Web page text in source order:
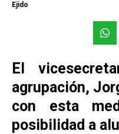
Ejido
El
agrupación,
con esta
posibilidad a